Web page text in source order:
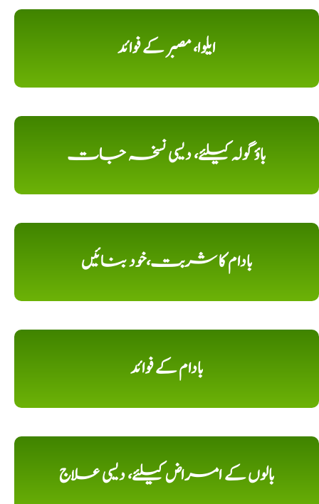
ایلوا، مصبر کے فوائد
باؤ گولہ کیلئے، دیسی نسخہ جات
بادام کا شربت،خود بنائیں
بادام کے فوائد
بالوں کے امراض کیلئے، دیسی علاج